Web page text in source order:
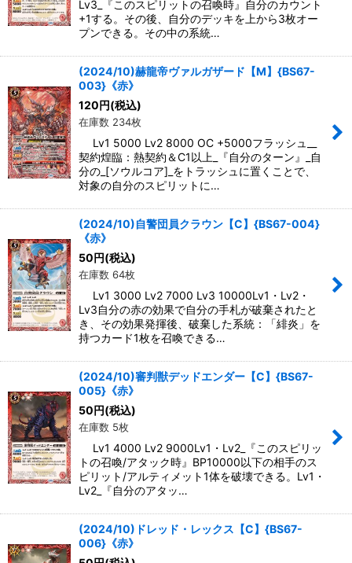
Lv3_『このスピリットの召喚時』自分のカウント
+1する。その後、自分のデッキを上から3枚オー
プンできる。その中の系統…
(2024/10)赫龍帝ヴァルガザード【M】{BS67-
003}《赤》
120円(税込)
在庫数 234枚
Lv1 5000 Lv2 8000 OC +5000フラッシュ__
契約煌臨：熱契約＆C1以上_『自分のターン』_自
分の_[ソウルコア]_をトラッシュに置くことで、
対象の自分のスピリットに…
(2024/10)自警団員クラウン【C】{BS67-004}
《赤》
50円(税込)
在庫数 64枚
Lv1 3000 Lv2 7000 Lv3 10000Lv1・Lv2・
Lv3自分の赤の効果で自分の手札が破棄されたと
き、その効果発揮後、破棄した系統：「緋炎」を
持つカード1枚を召喚できる…
(2024/10)審判獣デッドエンダー【C】{BS67-
005}《赤》
50円(税込)
在庫数 5枚
Lv1 4000 Lv2 9000Lv1・Lv2_『このスピリッ
トの召喚/アタック時』BP10000以下の相手のス
ピリット/アルティメット1体を破壊できる。Lv1・
Lv2_『自分のアタッ…
(2024/10)ドレッド・レックス【C】{BS67-
006}《赤》